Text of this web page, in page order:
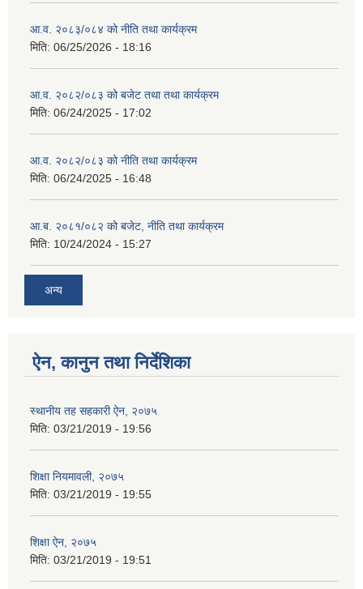
आ.व. २०८३/०८४ को नीति तथा कार्यक्रम
मिति: 06/25/2026 - 18:16
आ.व. २०८२/०८३ को बजेट तथा तथा कार्यक्रम
मिति: 06/24/2025 - 17:02
आ.व. २०८२/०८३ को नीति तथा कार्यक्रम
मिति: 06/24/2025 - 16:48
आ.ब. २०८१/०८२ को बजेट, नीति तथा कार्यक्रम
मिति: 10/24/2024 - 15:27
अन्य
ऐन, कानुन तथा निर्देशिका
स्थानीय तह सहकारी ऐन, २०७५
मिति: 03/21/2019 - 19:56
शिक्षा नियमावली, २०७५
मिति: 03/21/2019 - 19:55
शिक्षा ऐन, २०७५
मिति: 03/21/2019 - 19:51